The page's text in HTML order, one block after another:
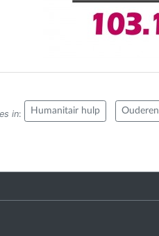
in: Humanitair hulp Ouderen